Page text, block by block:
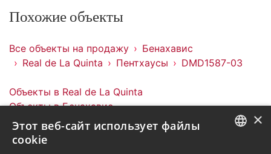
Похожие объекты
Все объекты на продажу
Бенахавис
Real de La Quinta
Пентхаусы DMD1587-03
Объекты в Real de La Quinta
Объекты в Бенахавис
Пентхаусы в Real de La Quinta
×
Этот веб-сайт использует файлы
cookie